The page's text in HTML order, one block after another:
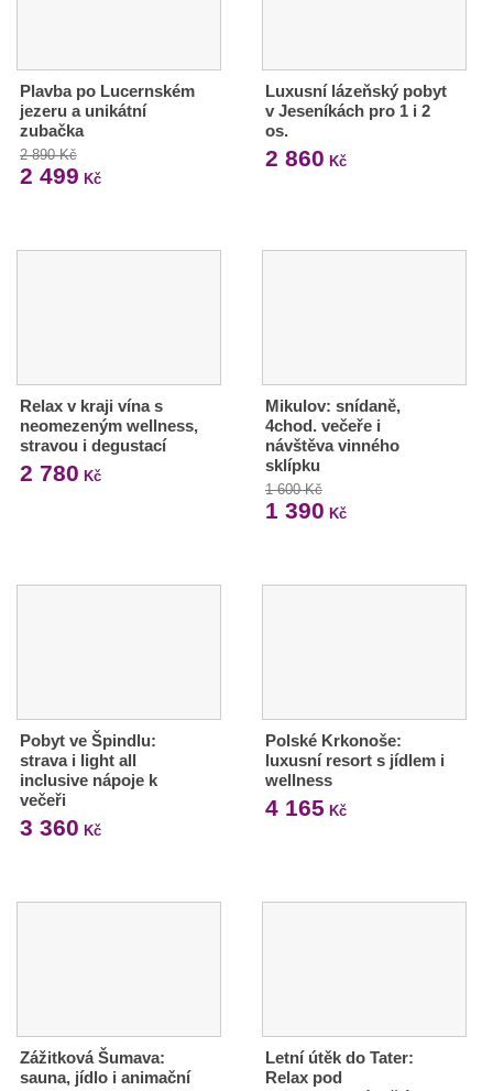
Plavba po Lucernském
jezeru a unikátní
zubačka
2 890 Kč
2 499 Kč
Luxusní lázeňský pobyt
v Jeseníkách pro 1 i 2
os.
2 860 Kč
Relax v kraji vína s
neomezeným wellness,
stravou i degustací
2 780 Kč
Mikulov: snídaně,
4chod. večeře i
návštěva vinného
sklípku
1 600 Kč
1 390 Kč
Pobyt ve Špindlu:
strava i light all
inclusive nápoje k
večeři
3 360 Kč
Polské Krkonoše:
luxusní resort s jídlem i
wellness
4 165 Kč
Zážitková Šumava:
sauna, jídlo i animační
Letní útěk do Tater:
Relax pod